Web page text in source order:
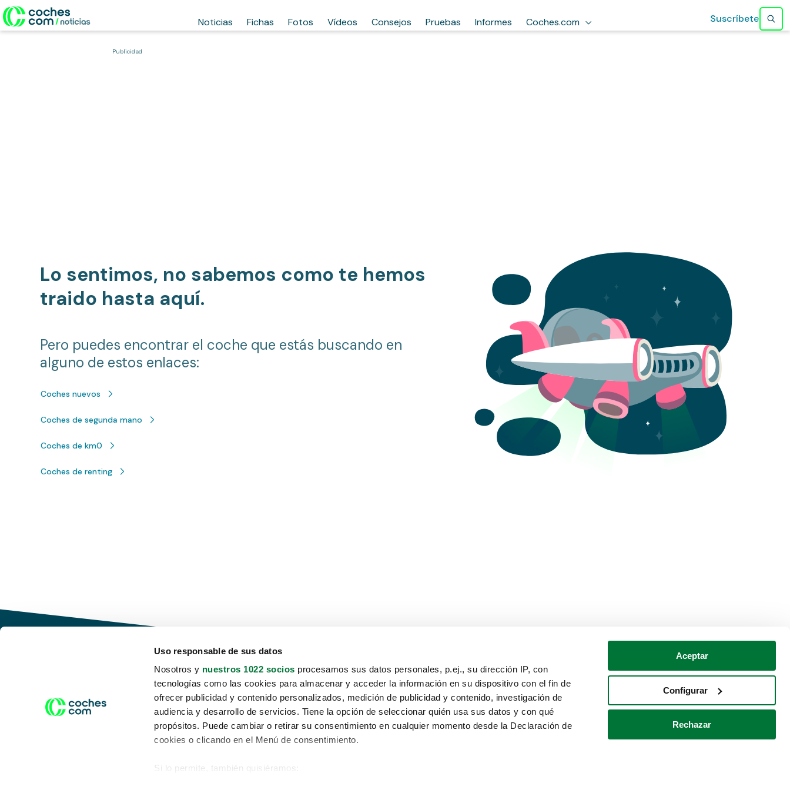
Uso responsable de sus datos
Nosotros y nuestros 1022 socios procesamos sus datos personales, p.ej., su dirección IP, con
tecnologías como las cookies para almacenar y acceder la información en su dispositivo con el fin de
ofrecer publicidad y contenido personalizados, medición de publicidad y contenido, investigación de
audiencia y desarrollo de servicios. Tiene la opción de seleccionar quién usa sus datos y con qué
propósitos. Puede cambiar o retirar su consentimiento en cualquier momento desde la Declaración de
cookies o clicando en el Menú de consentimiento.
Si lo permite, también quisiéramos:
Aceptar
Configurar
Rechazar
Noticias Fichas Fotos Vídeos Consejos Pruebas Informes Coches.com Suscríbete
Publicidad
Lo sentimos, no sabemos como te hemos
traido hasta aquí.
Pero puedes encontrar el coche que estás buscando en
alguno de estos enlaces:
Coches nuevos
Coches de segunda mano
Coches de km0
Coches de renting
Conduce tu futuro,
desata tu movilidad